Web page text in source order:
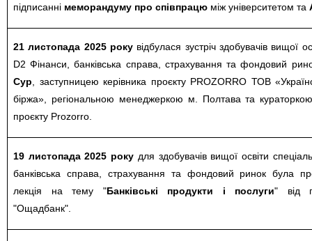
підписанні меморандуму про співпрацю між університетом та
21 листопада 2025 року відбулася зустріч здобувачів вищої
D2 Фінанси, банківська справа, страхування та фондовий
Сур , заступницею керівника проєкту PROZORRO ТОВ
біржа», регіональною менеджеркою м. Полтава та кураторкою
проєкту Prozorro.
19 листопада 2025 року для здобувачів вищої освіти
банківська справа, страхування та фондовий ринок була
лекція на тему "Банківські продукти і послуги" від
"Ощадбанк".